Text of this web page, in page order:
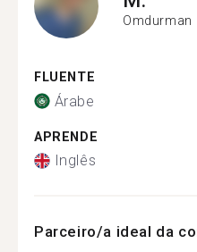
Omdurman
FLUENTE
Árabe
APRENDE
Inglês
Parceiro/a ideal da